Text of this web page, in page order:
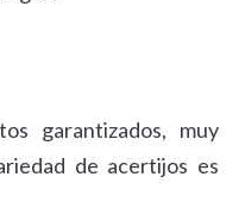
garantizados, muy
de acertijos es